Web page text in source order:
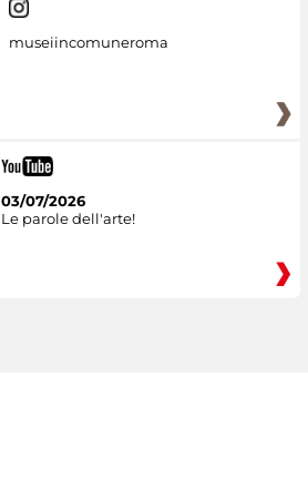
museiincomuneroma
03/07/2026
Le parole dell'arte!